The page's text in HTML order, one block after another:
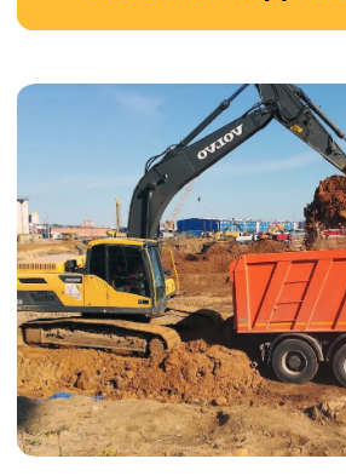
Вывоз строительного мусора
Наша компания предлагает
профессиональные услуги по
строительного мусора.
Мы аккуратно и оперативно уберём
отходы, которые образовались в
процессе строительства или
а затем вывезем их на
специализированные полигоны для
утилизации или хранения.